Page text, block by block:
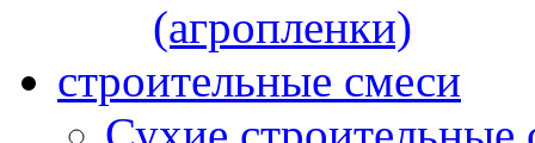
(агропленки)
строительные смеси